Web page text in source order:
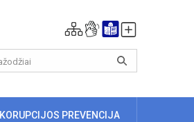
KORUPCIJOS PREVENCIJA